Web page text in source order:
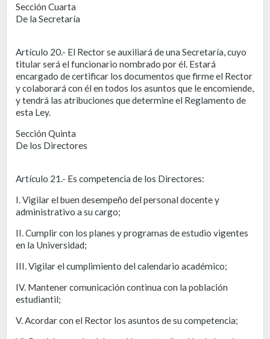
Sección Cuarta
De la Secretaría
Artículo 20.- El Rector se auxiliará de una Secretaría, cuyo
titular será el funcionario nombrado por él. Estará
encargado de certificar los documentos que firme el Rector
y colaborará con él en todos los asuntos que le encomiende,
y tendrá las atribuciones que determine el Reglamento de
esta Ley.
Sección Quinta
De los Directores
Artículo 21.- Es competencia de los Directores:
I. Vigilar el buen desempeño del personal docente y
administrativo a su cargo;
II. Cumplir con los planes y programas de estudio vigentes
en la Universidad;
III. Vigilar el cumplimiento del calendario académico;
IV. Mantener comunicación continua con la población
estudiantil;
V. Acordar con el Rector los asuntos de su competencia;